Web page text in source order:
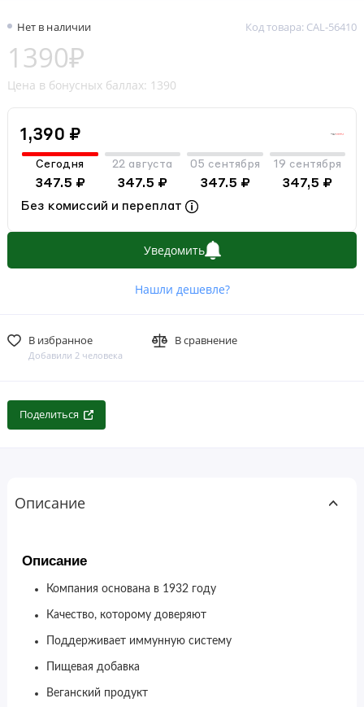
Нет в наличии Код товара: CAL-56410
1390₽
Цена в бонусных баллах: 1390
1,390 ₽
Сегодня
347.5 ₽
22 августа
347.5 ₽
05 сентября
347.5 ₽
19 сентября
347,5 ₽
Без комиссий и переплат
Уведомить
Нашли дешевле?
В избранное
Добавили 2 человека
В сравнение
Поделиться
Описание
Описание
Компания основана в 1932 году
Качество, которому доверяют
Поддерживает иммунную систему
Пищевая добавка
Веганский продукт